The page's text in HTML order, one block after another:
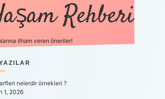
Rehberi
ilham veren öneriler!
nelerdir örnekleri ?
1, 2026
betci.co/